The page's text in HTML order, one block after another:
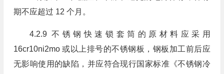
期不应超过 12 个月。
4.2.9 不锈钢快速锁套筒的原材料应采用
16cr10ni2mo 或以上排号的不锈钢板，钢板加工前后应
无影响使用的缺陷，并应符合现行国家标准《不锈钢冷